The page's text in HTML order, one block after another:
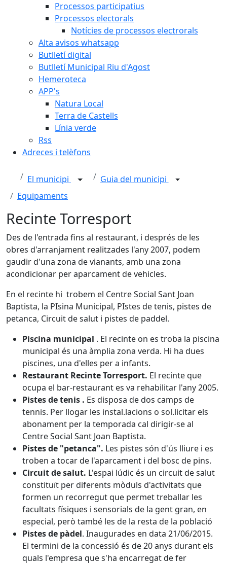
Processos participatius
Processos electorals
Notícies de processos electrorals
Alta avisos whatsapp
Butlletí digital
Butlletí Municipal Riu d'Agost
Hemeroteca
APP's
Natura Local
Terra de Castells
Línia verde
Rss
Adreces i telèfons
El municipi
Guia del municipi
Equipaments
Recinte Torresport
Des de l'entrada fins al restaurant, i després de les
obres d'arranjament realitzades l'any 2007, podem
gaudir d'una zona de vianants, amb una zona
acondicionar per aparcament de vehicles.
En el recinte hi trobem el Centre Social Sant Joan
Baptista, la PIsina Municipal, PIstes de tenis, pistes de
petanca, Circuit de salut i pistes de paddel.
Piscina municipal . El recinte on es troba la piscina
municipal és una àmplia zona verda. Hi ha dues
piscines, una d'elles per a infants.
Restaurant Recinte Torresport. El recinte que
ocupa el bar-restaurant es va rehabilitar l'any 2005.
Pistes de tenis . Es disposa de dos camps de
tennis. Per llogar les instal.lacions o sol.licitar els
abonament per la temporada cal dirigir-se al
Centre Social Sant Joan Baptista.
Pistes de "petanca". Les pistes són d'ús lliure i es
troben a tocar de l'aparcament i del bosc de pins.
Circuit de salut. L'espai lúdic és un circuit de salut
constituït per diferents mòduls d'activitats que
formen un recorregut que permet treballar les
facultats físiques i sensorials de la gent gran, en
especial, però també les de la resta de la població
Pistes de pàdel. Inaugurades en data 21/06/2015.
El termini de la concessió és de 20 anys durant els
quals l'empresa que s'ha encarregat de fer